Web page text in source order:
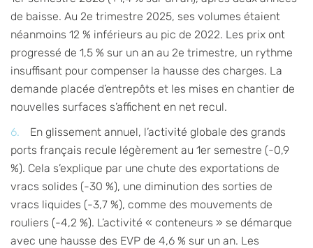
de baisse. Au 2e trimestre 2025, ses volumes étaient
néanmoins 12 % inférieurs au pic de 2022. Les prix ont
progressé de 1,5 % sur un an au 2e trimestre, un rythme
insuffisant pour compenser la hausse des charges. La
demande placée d’entrepôts et les mises en chantier de
nouvelles surfaces s’affichent en net recul.
En glissement annuel, l’activité globale des grands
ports français recule légèrement au 1er semestre (-0,9
%). Cela s’explique par une chute des exportations de
vracs solides (-30 %), une diminution des sorties de
vracs liquides (-3,7 %), comme des mouvements de
rouliers (-4,2 %). L’activité « conteneurs » se démarque
avec une hausse des EVP de 4,6 % sur un an. Les